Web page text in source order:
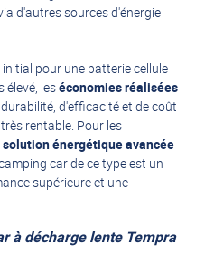
d'autres sources d'énergie
pour une batterie cellule
leséconomies réalisées
d'efficacité et de coût
rentable. Pour les
solution énergétique avancée
car de ce type est un
supérieure et une
à décharge lente Tempra